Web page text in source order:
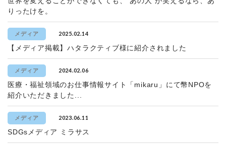
りったけを。
メディア 2025.02.14
【メディア掲載】ハタラクティブ様に紹介されました
メディア 2024.02.06
医療・福祉領域のお仕事情報サイト「mikaru」にて幣NPOを
紹介いただきました...
メディア 2023.06.11
SDGsメディア ミラサス